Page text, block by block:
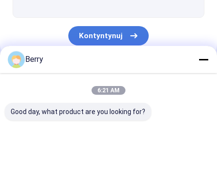
Żagiel przeciwsłoneczny
Zestawy na ścianę pergolu
Pełna markiza kasetowa
Kontyntynuj
Nasze Kategorie
Berry
6:21 AM
Good day, what product are you looking for?